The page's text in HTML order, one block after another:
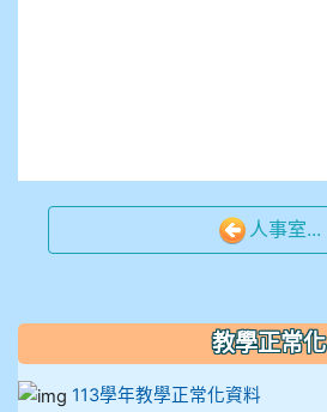
人事室...
教學正常化
113學年教學正常化資料